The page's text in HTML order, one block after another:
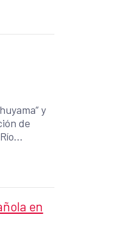
y
de
técnicos
en